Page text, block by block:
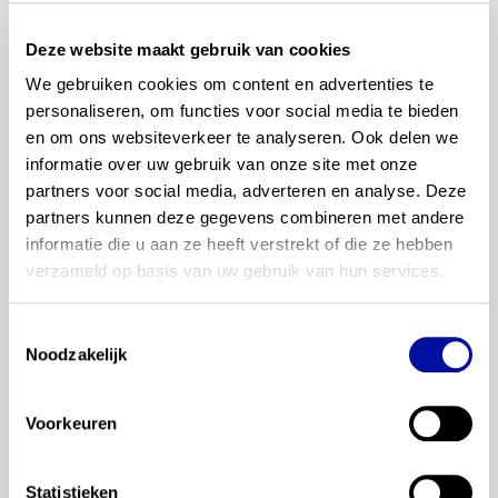
Deze website maakt gebruik van cookies
We gebruiken cookies om content en advertenties te
personaliseren, om functies voor social media te bieden
en om ons websiteverkeer te analyseren. Ook delen we
informatie over uw gebruik van onze site met onze
partners voor social media, adverteren en analyse. Deze
partners kunnen deze gegevens combineren met andere
informatie die u aan ze heeft verstrekt of die ze hebben
verzameld op basis van uw gebruik van hun services.
Noodzakelijk
Voorkeuren
Statistieken
Het curriculum verandert. Wat kun
je wanneer verwachten?
Scholen gaan werken met nieuwe kerndoelen en
examenprogramma’s. Wanneer gelden de nieuwe
kerndoelen en examenprogramma’s voor alle
scholen? En hoe kun jij je voorbereiden?
Lees verder...
20 oktober 2025
Artikel Euclides: Geactualiseerde
havo-vwo naar de scholen
René Leverink sprak met Maarten De Boeck over de